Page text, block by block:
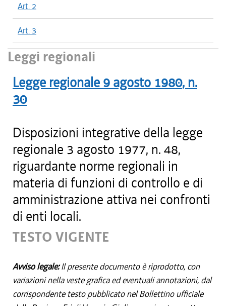
Art. 2
Art. 3
Leggi regionali
Legge regionale 9 agosto 1980, n.
30
Disposizioni integrative della legge
regionale 3 agosto 1977, n. 48,
riguardante norme regionali in
materia di funzioni di controllo e di
amministrazione attiva nei confronti
di enti locali.
TESTO VIGENTE
Avviso legale:Il presente documento è riprodotto, con
variazioni nella veste grafica ed eventuali annotazioni, dal
corrispondente testo pubblicato nel Bollettino ufficiale